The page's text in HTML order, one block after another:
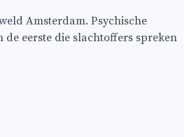
Amsterdam. Psychische
eerste die slachtoffers spreken